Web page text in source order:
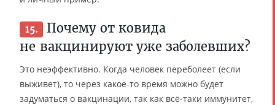
15.
Почему от ковида
не вакцинируют уже заболевших?
Это неэффективно. Когда человек переболеет (если
выживет), то через какое-то время можно будет
задуматься о вакцинации, так как всё-таки иммунитет,